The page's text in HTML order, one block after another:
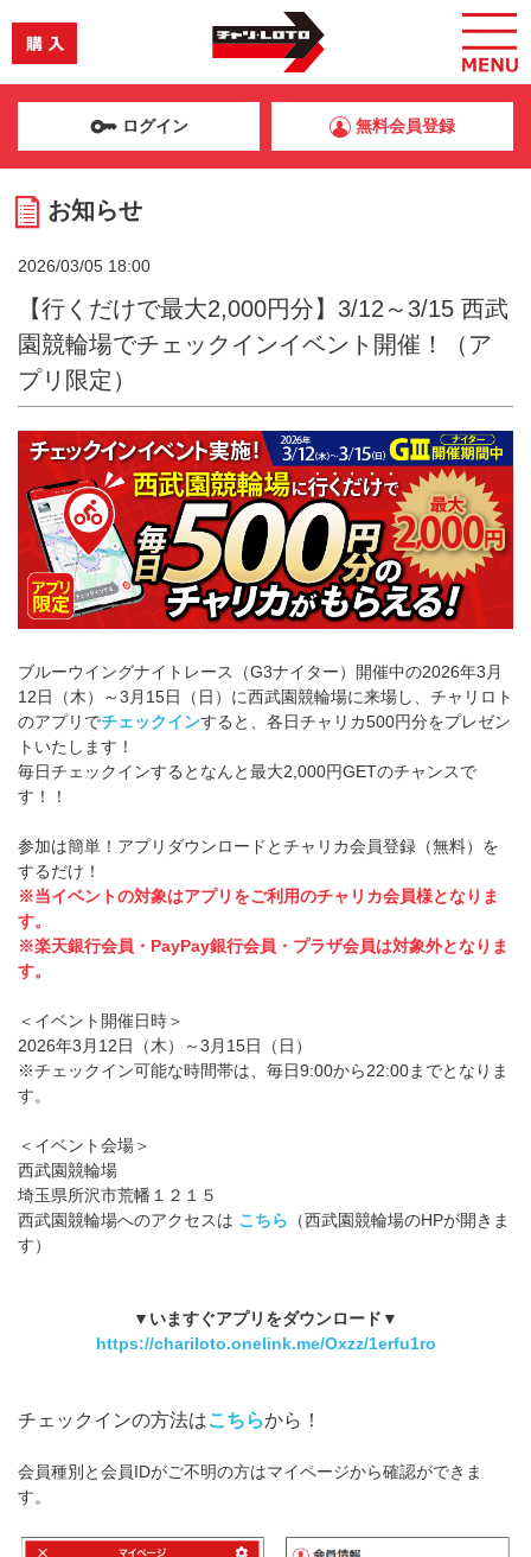
ログイン 無料会員登録
お知らせ
2026/03/05 18:00
【行くだけで最大2,000円分】3/12～3/15 西武
園競輪場でチェックインイベント開催！（ア
プリ限定）
ブルーウイングナイトレース（G3ナイター）開催中の2026年3月
12日（木）～3月15日（日）に西武園競輪場に来場し、チャリロト
のアプリでチェックインすると、各日チャリカ500円分をプレゼン
トいたします！
毎日チェックインするとなんと最大2,000円GETのチャンスで
す！！
参加は簡単！アプリダウンロードとチャリカ会員登録（無料）を
するだけ！
※当イベントの対象はアプリをご利用のチャリカ会員様となりま
す。
※楽天銀行会員・PayPay銀行会員・プラザ会員は対象外となりま
す。
＜イベント開催日時＞
2026年3月12日（木）～3月15日（日）
※チェックイン可能な時間帯は、毎日9:00から22:00までとなりま
す。
＜イベント会場＞
西武園競輪場
埼玉県所沢市荒幡１２１５
西武園競輪場へのアクセスは こちら （西武園競輪場のHPが開きま
す）
▼いますぐアプリをダウンロード▼
https://chariloto.onelink.me/Oxzz/1erfu1ro
チェックインの方法はこちらから！
会員種別と会員IDがご不明の方はマイページから確認ができま
す。